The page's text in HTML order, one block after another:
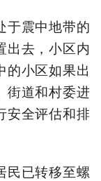
于震中地带的
出去，小区内
的小区如果出
街道和村委进
安全评估和排
民已转移至螺